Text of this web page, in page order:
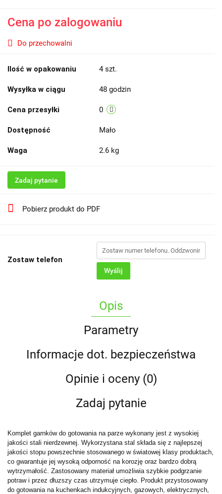
Cena po zalogowaniu
Do przechowalni
Ilość w opakowaniu 4 szt.
Wysyłka w ciągu 48 godzin
Cena przesyłki 0
Dostępność Mało
Waga 2.6 kg
Zadaj pytanie
Pobierz produkt do PDF
Zostaw telefon
Wyślij
Opis
Parametry
Informacje dot. bezpieczeństwa
Opinie i oceny (0)
Zadaj pytanie
Komplet garnków do gotowania na parze wykonany jest z wysokiej
jakości stali nierdzewnej. Wykorzystana stal składa się z najlepszej
jakości stopu powszechnie stosowanego w światowej klasy produktach,
co gwarantuje jej wysoką odporność na korozję oraz bardzo dobrą
wytrzymałość. Zastosowany materiał umożliwia szybkie podgrzanie
potraw i przez dłuzszy czas utrzymuje ciepło. Produkt przystosowany
do gotowania na kuchenkach indukcyjnych, gazowych, elektrycznych,